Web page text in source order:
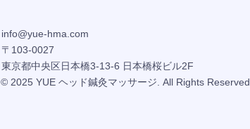
info@yue-hma.com
〒103-0027
東京都中央区日本橋3-13-6 日本橋桜ビル2F
© 2025 YUE ヘッド鍼灸マッサージ. All Rights Reserved.